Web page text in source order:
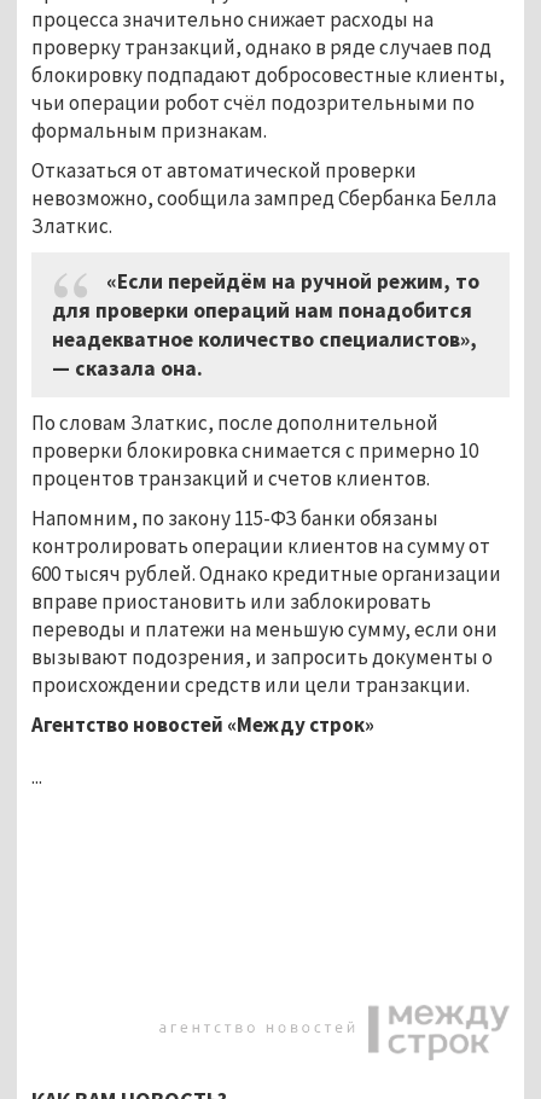
процесса значительно снижает расходы на
проверку транзакций, однако в ряде случаев под
блокировку подпадают добросовестные клиенты,
чьи операции робот счёл подозрительными по
формальным признакам.
Отказаться от автоматической проверки
невозможно, сообщила зампред Сбербанка Белла
Златкис.
«Если перейдём на ручной режим, то
для проверки операций нам понадобится
неадекватное количество специалистов»,
— сказала она.
По словам Златкис, после дополнительной
проверки блокировка снимается с примерно 10
процентов транзакций и счетов клиентов.
Напомним, по закону 115-ФЗ банки обязаны
контролировать операции клиентов на сумму от
600 тысяч рублей. Однако кредитные организации
вправе приостановить или заблокировать
переводы и платежи на меньшую сумму, если они
вызывают подозрения, и запросить документы о
происхождении средств или цели транзакции.
Агентство новостей «Между строк»
...